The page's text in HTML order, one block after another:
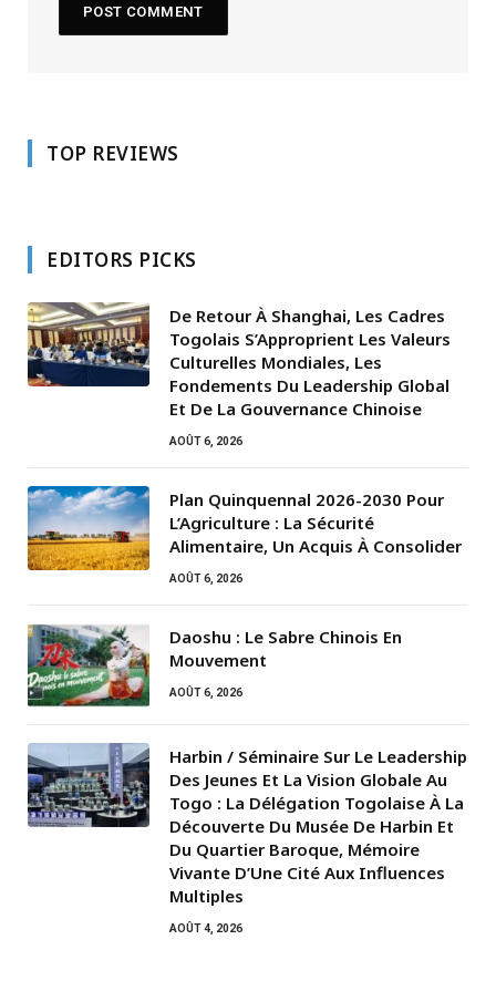
TOP REVIEWS
EDITORS PICKS
De Retour À Shanghai, Les Cadres
Togolais S’Approprient Les Valeurs
Culturelles Mondiales, Les
Fondements Du Leadership Global
Et De La Gouvernance Chinoise
AOÛT 6, 2026
Plan Quinquennal 2026-2030 Pour
L’Agriculture : La Sécurité
Alimentaire, Un Acquis À Consolider
AOÛT 6, 2026
Daoshu : Le Sabre Chinois En
Mouvement
AOÛT 6, 2026
Harbin / Séminaire Sur Le Leadership
Des Jeunes Et La Vision Globale Au
Togo : La Délégation Togolaise À La
Découverte Du Musée De Harbin Et
Du Quartier Baroque, Mémoire
Vivante D’Une Cité Aux Influences
Multiples
AOÛT 4, 2026